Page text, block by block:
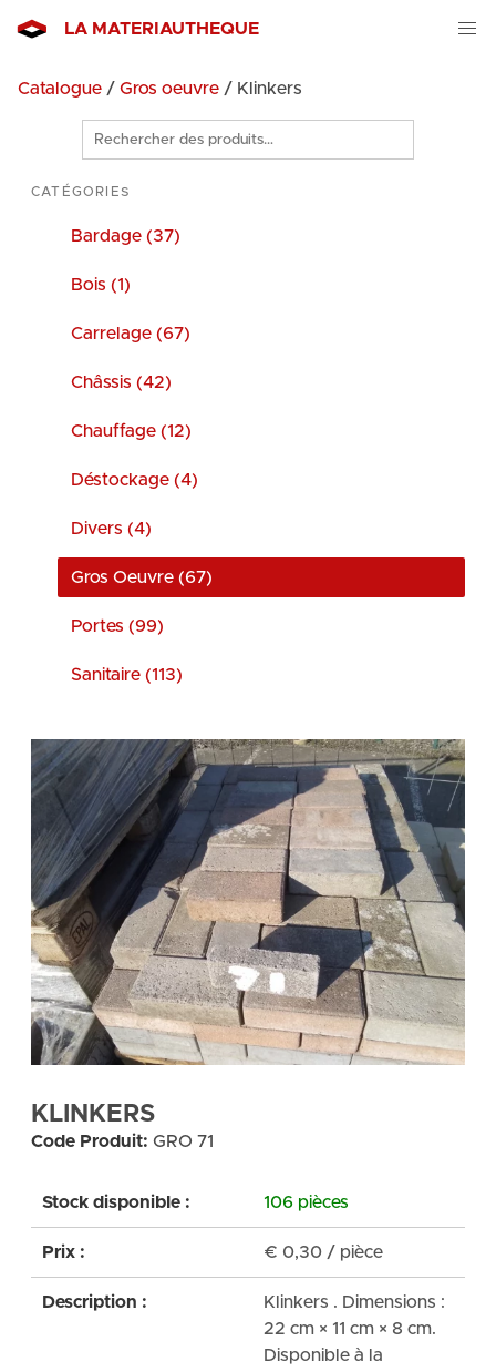
LA MATERIAUTHEQUE
Catalogue / Gros oeuvre / Klinkers
Rechercher
des
produits
CATÉGORIES
Bardage (37)
Bois (1)
Carrelage (67)
Châssis (42)
Chauffage (12)
Déstockage (4)
Divers (4)
Gros Oeuvre (67)
Portes (99)
Sanitaire (113)
KLINKERS
Code Produit: GRO 71
Stock disponible : 106 pièces
Prix : € 0,30 / pièce
Description :
Klinkers . Dimensions :
22 cm × 11 cm × 8 cm.
Disponible à la